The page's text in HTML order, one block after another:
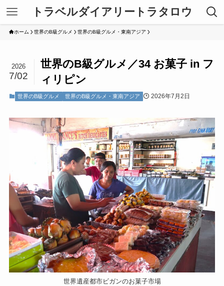
トラベルダイアリートラタロウ
ホーム 世界のB級グルメ 世界のB級グルメ・東南アジア
世界のB級グルメ／34 お菓子 in フ
ィリピン
2026
7/02
世界のB級グルメ 世界のB級グルメ・東南アジア 2026年7月2日
世界遺産都市ビガンのお菓子市場